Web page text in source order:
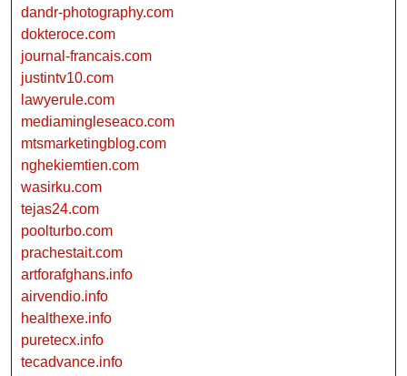
dandr-photography.com
dokteroce.com
journal-francais.com
justintv10.com
lawyerule.com
mediamingleseaco.com
mtsmarketingblog.com
nghekiemtien.com
wasirku.com
tejas24.com
poolturbo.com
prachestait.com
artforafghans.info
airvendio.info
healthexe.info
puretecx.info
tecadvance.info